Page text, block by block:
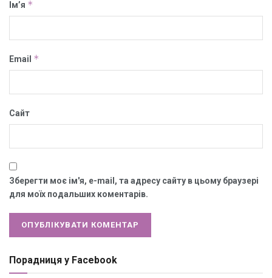
Ім’я *
Email *
Сайт
Зберегти моє ім'я, e-mail, та адресу сайту в цьому браузері
для моїх подальших коментарів.
Порадниця у Facebook